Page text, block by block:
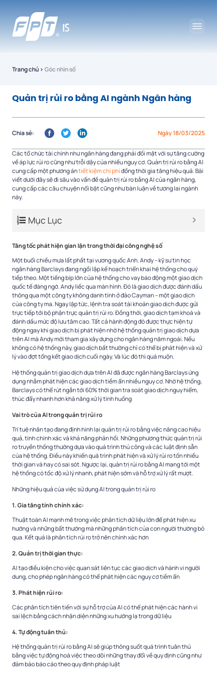
Trang chủ › Góc nhìn số
Quản trị rủi ro bằng AI ngành Ngân hàng
Ngày 18/03/2025
Chia sẻ:
Các tổ chức tài chính như ngân hàng đang phải đối mặt với sự tăng cường
về áp lực rủi ro cũng như trỗi dậy của nhiều nguy cơ. Quản trị rủi ro bằng AI
cung cấp một phương ántiết kiệm chi phíđồng thời gia tăng hiệu quả. Bài
viết dưới đây sẽ đi sâu vào vấn đề quản trị rủi ro bằng AI của ngân hàng,
cung cấp các câu chuyện nổi bật cũng như bàn luận về tương lai ngành
này.
Mục Lục
Tăng tốc phát hiện gian lận trong thời đại công nghệ số
Một buổi chiều mưa lất phất tại vương quốc Anh. Andy – kỹ sư tin học
ngân hàng Barclays đang ngồi lập kế hoạch triển khai hệ thống cho quý
tiếp theo. Một tiếng bíp lớn của hệ thống cho vay báo động một giao dịch
quốc tế đáng ngờ. Andy liếc qua màn hình. Đó là giao dịch được đánh dấu
thông qua một công ty không danh tính ở đảo Cayman – một giao dịch
của công ty ma. Ngay lập tức, lệnh tra soát tài khoản giao dịch được gửi
trực tiếp tới bộ phận trực quản trị rủi ro. Đồng thời, giao dịch tạm khoá và
đánh dấu mức độ lưu tâm cao. Tất cả hành động đó được thực hiện tự
động ngay khi giao dịch bị phát hiện nhờ hệ thống quản trị giao dịch dựa
trên AI mà Andy mới tham gia xây dựng cho ngân hàng năm ngoái. Nếu
không có hệ thống này, giao dịch bất thường chỉ có thể bị phát hiện và xử
lý vào đợt tổng kết giao dịch cuối ngày. Và lúc đó thì quá muộn.
Hệ thống quản trị giao dịch dựa trên AI đã được ngân hàng Barclays ứng
dụng nhằm phát hiện các giao dịch tiềm ẩn nhiều nguy cơ. Nhờ hệ thống,
Barclays có thể rút ngắn tới 60% thời gian tra soát giao dịch nguy hiểm,
thúc đẩy nhanh hơn khả năng xử lý tình huống
Vai trò của AI trong quản trị rủi ro
Trí tuệ nhân tạo đang định hình lại quản trị rủi ro bằng việc nâng cao hiệu
quả, tính chính xác và khả năng phản hồi. Những phương thức quản trị rủi
ro truyền thống thường dựa vào quá trình thủ công và các luật định sẵn
của hệ thống. Điều này khiến quá trình phát hiện và xử lý rủi ro tốn nhiều
thời gian và hay có sai sót. Ngược lại, quản trị rủi ro bằng AI mang tới một
hệ thống có tốc độ xử lý nhanh, phát hiện sớm và hỗ trợ xử lý rất mượt.
Những hiệu quả của việc sử dụng AI trong quản trị rủi ro
1. Gia tăng tính chính xác:
Thuật toán AI mạnh mẽ trong việc phân tích dữ liệu lớn để phát hiện xu
hướng và những bất thường mà những phân tích của con người thường bỏ
qua. Kết quả là phân tích rủi ro trở nên chính xác hơn
2. Quản trị thời gian thực:
AI tạo điều kiện cho việc quan sát liên tục các giao dịch và hành vi người
dung, cho phép ngân hàng có thể phát hiện các nguy cơ tiềm ẩn
3. Phát hiện rủi ro:
Các phân tích tiên tiến với sự hỗ trợ của AI có thể phát hiện các hành vi
sai lệch bằng cách nhận diện những xu hướng lạ trong dữ liệu
4. Tự động tuân thủ:
Hệ thống quản trị rủi ro bằng AI sẽ giúp thông suốt quá trình tuân thủ
bằng việc tự động hoá việc theo dõi những thay đổi về quy định cũng như
đảm bảo báo cáo theo quy định pháp luật